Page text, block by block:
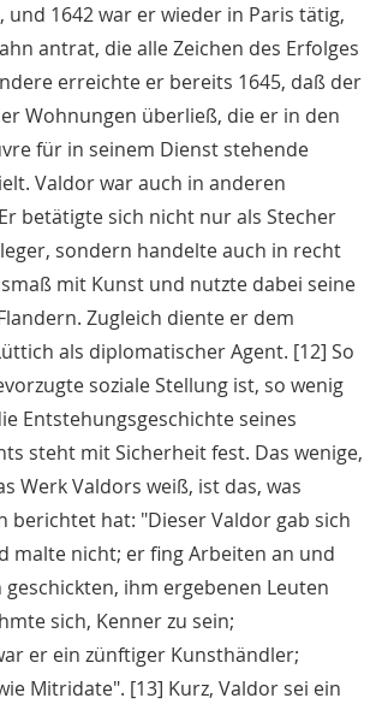
und 1642 war er wieder in Paris tätig,
antrat, die alle Zeichen des Erfolges
erreichte er bereits 1645, daß der
Wohnungen überließ, die er in den
für in seinem Dienst stehende
Valdor war auch in anderen
betätigte sich nicht nur als Stecher
sondern handelte auch in recht
mit Kunst und nutzte dabei seine
Zugleich diente er dem
als diplomatischer Agent. [12] So
soziale Stellung ist, so wenig
Entstehungsgeschichte seines
steht mit Sicherheit fest. Das wenige,
Werk Valdors weiß, ist das, was
berichtet hat: "Dieser Valdor gab sich
malte nicht; er fing Arbeiten an und
geschickten, ihm ergebenen Leuten
sich, Kenner zu sein;
er ein zünftiger Kunsthändler;
Mitridate". [13] Kurz, Valdor sei ein